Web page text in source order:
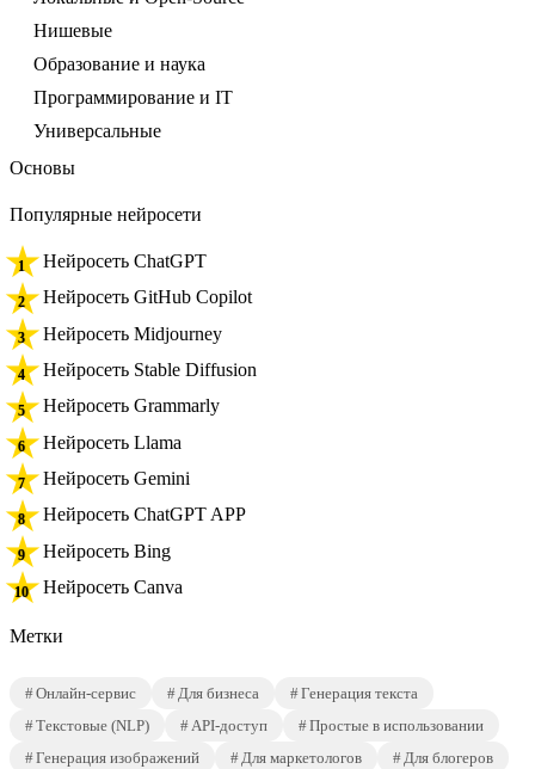
Нишевые
Образование и наука
Программирование и IT
Универсальные
Основы
Популярные нейросети
Нейросеть ChatGPT
Нейросеть GitHub Copilot
Нейросеть Midjourney
Нейросеть Stable Diffusion
Нейросеть Grammarly
Нейросеть Llama
Нейросеть Gemini
Нейросеть ChatGPT APP
Нейросеть Bing
Нейросеть Canva
Метки
Онлайн-сервис Для бизнеса
Генерация текста
Текстовые (NLP)
API-доступ
Простые в использовании
Генерация изображений
Для маркетологов
Для блогеров